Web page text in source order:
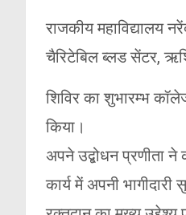
राजकीय महाविद्यालय
चैरिटेबिल ब्लड सेंटर,
शिविर का शुभारम्भ
किया।
अपने उद्बोधन प्रणीता
कार्य में अपनी